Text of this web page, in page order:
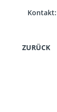
Kontakt:
ZURÜCK